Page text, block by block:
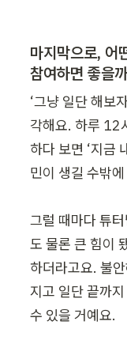
마지막으로, 어
참여하면 좋을
‘그냥 일단 해보
각해요. 하루 12
하다 보면 ‘지금
민이 생길 수밖
그럴 때마다 튜
도 물론 큰 힘이
하더라고요. 불
지고 일단 끝까
수 있을 거예요.